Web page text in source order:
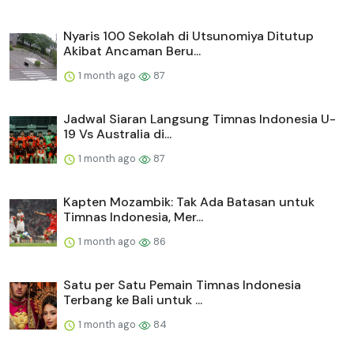
Nyaris 100 Sekolah di Utsunomiya Ditutup
Akibat Ancaman Beru...
1 month ago 87
Jadwal Siaran Langsung Timnas Indonesia U-
19 Vs Australia di...
1 month ago 87
Kapten Mozambik: Tak Ada Batasan untuk
Timnas Indonesia, Mer...
1 month ago 86
Satu per Satu Pemain Timnas Indonesia
Terbang ke Bali untuk ...
1 month ago 84